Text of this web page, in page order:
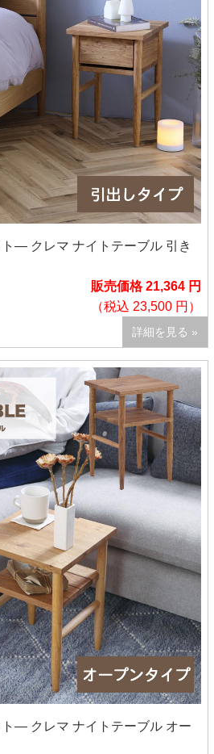
― クレマ ナイトテーブル 引き
販売価格 21,364 円
（税込 23,500 円）
詳細を見る »
― クレマ ナイトテーブル オー